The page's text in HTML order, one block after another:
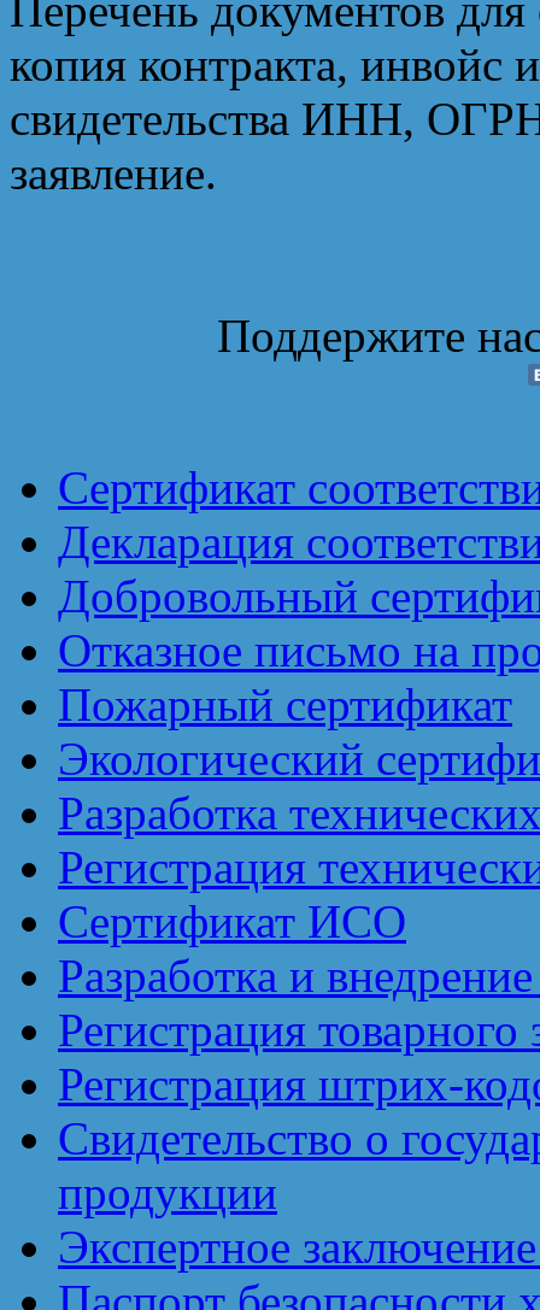
копия контракта, инвойс
свидетельства ИНН,
заявление.
Поддержите
Сертификат
Декларация
Добровольный
Отказное письмо на
Пожарный сертификат
Экологический
Разработка
Регистрация
Сертификат ИСО
Разработка и
Регистрация товарного
Регистрация штрих-
Свидетельство о
продукции
Экспертное